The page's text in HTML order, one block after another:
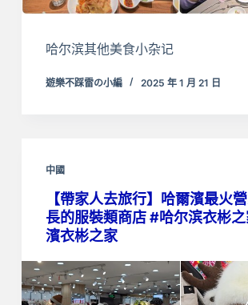
哈尔滨其他美食小杂记
遊樂不踩雷の小編 2025 年 1 月 21 日
中國
【帶家人去旅行】哈爾濱最火
長的服裝類商店 #哈尔滨衣彬
濱衣彬之家